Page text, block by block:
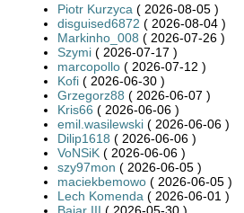
Piotr Kurzyca ( 2026-08-05 )
disguised6872 ( 2026-08-04 )
Markinho_008 ( 2026-07-26 )
Szymi ( 2026-07-17 )
marcopollo ( 2026-07-12 )
Kofi ( 2026-06-30 )
Grzegorz88 ( 2026-06-07 )
Kris66 ( 2026-06-06 )
emil.wasilewski ( 2026-06-06 )
Dilip1618 ( 2026-06-06 )
VoNSiK ( 2026-06-06 )
szy97mon ( 2026-06-05 )
maciekbemowo ( 2026-06-05 )
Lech Komenda ( 2026-06-01 )
Bajar III ( 2026-05-30 )